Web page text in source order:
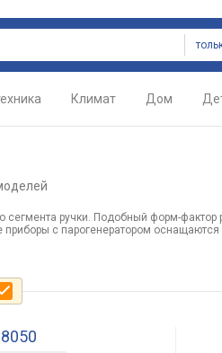
Климат Дом
сегмента ручки. Подобный форм-фактор
с парогенератором оснащаются